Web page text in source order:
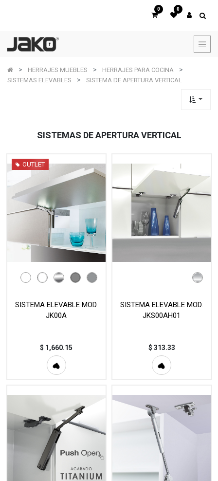
0 0
HERRAJES MUEBLES
HERRAJES PARA COCINA
SISTEMAS ELEVABLES
SISTEMA DE APERTURA VERTICAL
SISTEMAS DE APERTURA VERTICAL
OUTLET
SISTEMA ELEVABLE MOD.
JK00A
$ 1,660.15
SISTEMA ELEVABLE MOD.
JKS00AH01
$ 313.33